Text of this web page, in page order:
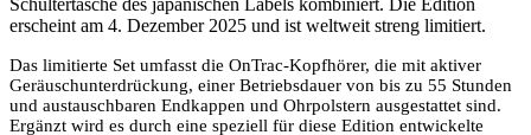
erscheint am 4. Dezember 2025 und ist weltweit streng limitiert.
Das limitierte Set umfasst die OnTrac-Kopfhörer, die mit aktiver
Geräuschunterdrückung, einer Betriebsdauer von bis zu 55 Stunden
und austauschbaren Endkappen und Ohrpolstern ausgestattet sind.
Ergänzt wird es durch eine speziell für diese Edition entwickelte